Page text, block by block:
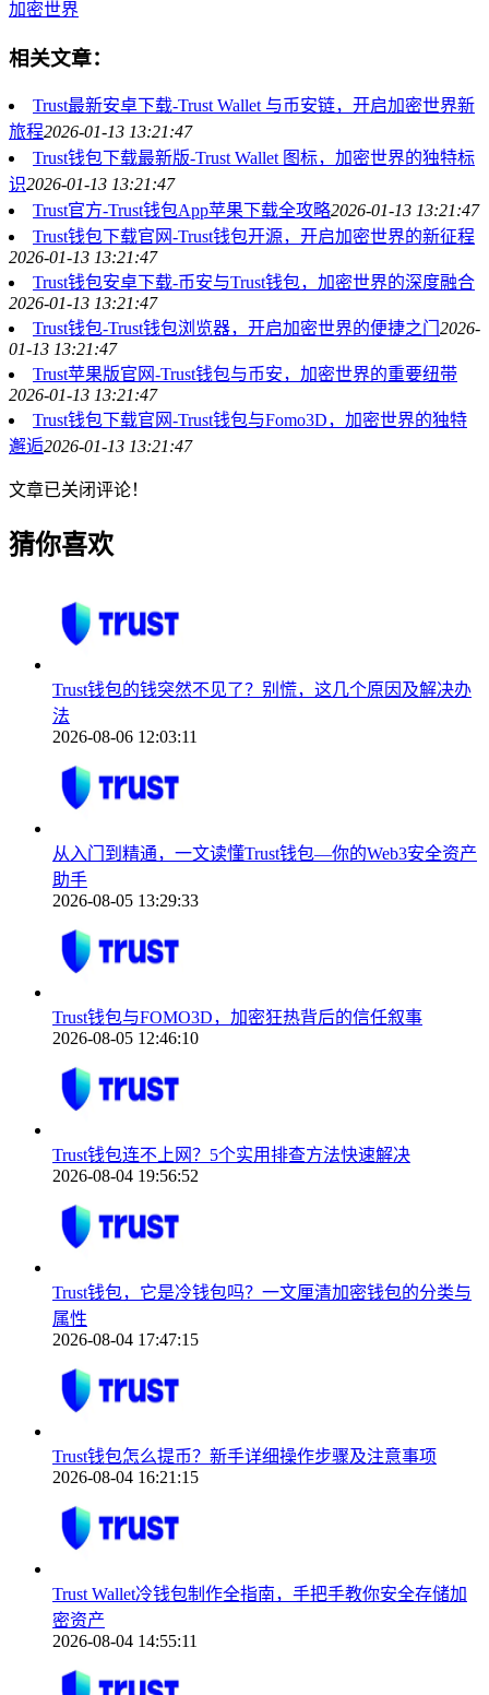
加密世界
相关文章：
Trust最新安卓下载-Trust Wallet 与币安链，开启加密世界新
旅程2026-01-13 13:21:47
Trust钱包下载最新版-Trust Wallet 图标，加密世界的独特标
识2026-01-13 13:21:47
Trust官方-Trust钱包App苹果下载全攻略2026-01-13 13:21:47
Trust钱包下载官网-Trust钱包开源，开启加密世界的新征程
2026-01-13 13:21:47
Trust钱包安卓下载-币安与Trust钱包，加密世界的深度融合
2026-01-13 13:21:47
Trust钱包-Trust钱包浏览器，开启加密世界的便捷之门 2026-
01-13 13:21:47
Trust苹果版官网-Trust钱包与币安，加密世界的重要纽带
2026-01-13 13:21:47
Trust钱包下载官网-Trust钱包与Fomo3D，加密世界的独特
邂逅2026-01-13 13:21:47
文章已关闭评论！
猜你喜欢
Trust钱包的钱突然不见了？别慌，这几个原因及解决办
法
2026-08-06 12:03:11
从入门到精通，一文读懂Trust钱包—你的Web3安全资产
助手
2026-08-05 13:29:33
Trust钱包与FOMO3D，加密狂热背后的信任叙事
2026-08-05 12:46:10
Trust钱包连不上网？5个实用排查方法快速解决
2026-08-04 19:56:52
Trust钱包，它是冷钱包吗？一文厘清加密钱包的分类与
属性
2026-08-04 17:47:15
Trust钱包怎么提币？新手详细操作步骤及注意事项
2026-08-04 16:21:15
Trust Wallet冷钱包制作全指南，手把手教你安全存储加
密资产
2026-08-04 14:55:11